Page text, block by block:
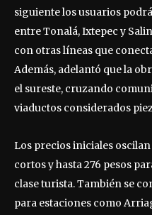
siguiente los usuarios
entre Tonalá, Ixtepec y
con otras líneas que
Además, adelantó que la
el sureste, cruzando
viaductos considerados
Los precios iniciales
cortos y hasta 276 pesos
clase turista. También se
para estaciones como